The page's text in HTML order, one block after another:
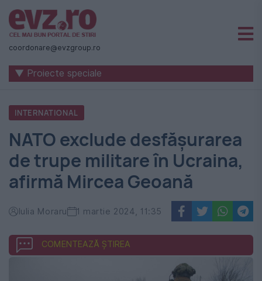
Știri
naționale
internaționale
România
-
Evenimentul
Zilei
coordonare@evzgroup.ro
▼ Proiecte speciale
INTERNATIONAL
NATO exclude desfășurarea
de trupe militare în Ucraina,
afirmă Mircea Geoană
Iulia Moraru 1 martie 2024, 11:35
COMENTEAZĂ ȘTIREA